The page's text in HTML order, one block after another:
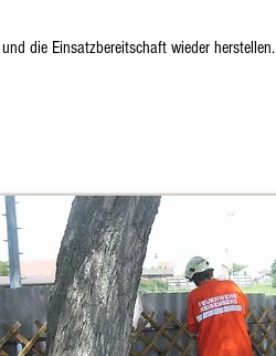
die Einsatzbereitschaft wieder herstellen.